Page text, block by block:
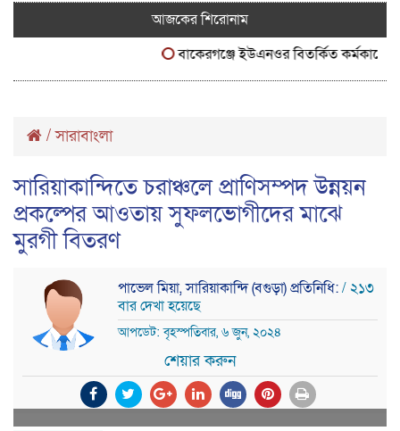
আজকের শিরোনাম
বাকেরগঞ্জে ইউএনওর বিতর্কিত কর্মকাণ্ডে
/সারাবাংলা
সারিয়াকান্দিতে চরাঞ্চলে প্রাণিসম্পদ উন্নয়ন
প্রকল্পের আওতায় সুফলভোগীদের মাঝে
মুরগী বিতরণ
পাভেল মিয়া, সারিয়াকান্দি (বগুড়া) প্রতিনিধি:/ ২১৩
বার দেখা হয়েছে
আপডেট: বৃহস্পতিবার, ৬ জুন, ২০২৪
শেয়ার করুন